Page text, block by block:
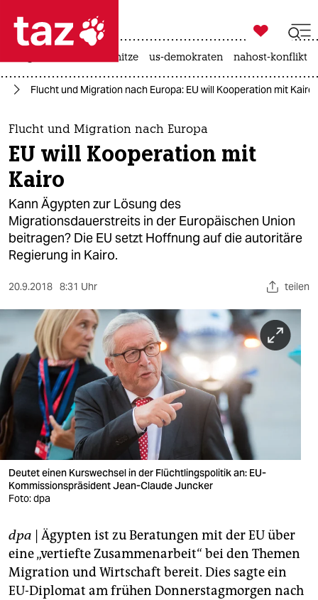
 taz zahl ich
taz zahl ich
themen
politik
öko
gesellschaft
kultur
sport
berlin
nord
wahrheit
verlag
verlag
veranstaltungen
shop
fragen & hilfe
unterstützen
abo

taz zahl ich
hitze us-demokraten nahost-konflikt
Flucht und Migration nach Europa: EU will Kooperation mit Kairo
Flucht und Migration nach Europa
EU will Kooperation mit
Kairo
Kann Ägypten zur Lösung des
Migrationsdauerstreits in der Europäischen Union
beitragen? Die EU setzt Hoffnung auf die autoritäre
Regierung in Kairo.
20.9.2018 8:31 Uhr teilen
Deutet einen Kurswechsel in der Flüchtlingspolitik an: EU-
Kommissionspräsident Jean-Claude Juncker
Foto: dpa
dpa | Ägypten ist zu Beratungen mit der EU über
eine „vertiefte Zusammenarbeit“ bei den Themen
Migration und Wirtschaft bereit. Dies sagte ein
EU-Diplomat am frühen Donnerstagmorgen nach